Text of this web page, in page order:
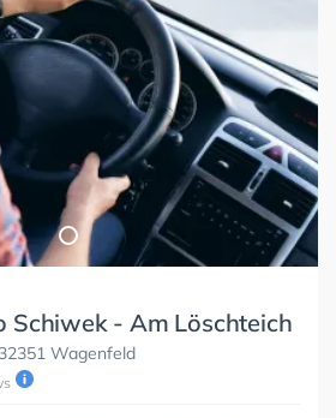
Schiwek - Am Löschteich
Wagenfeld